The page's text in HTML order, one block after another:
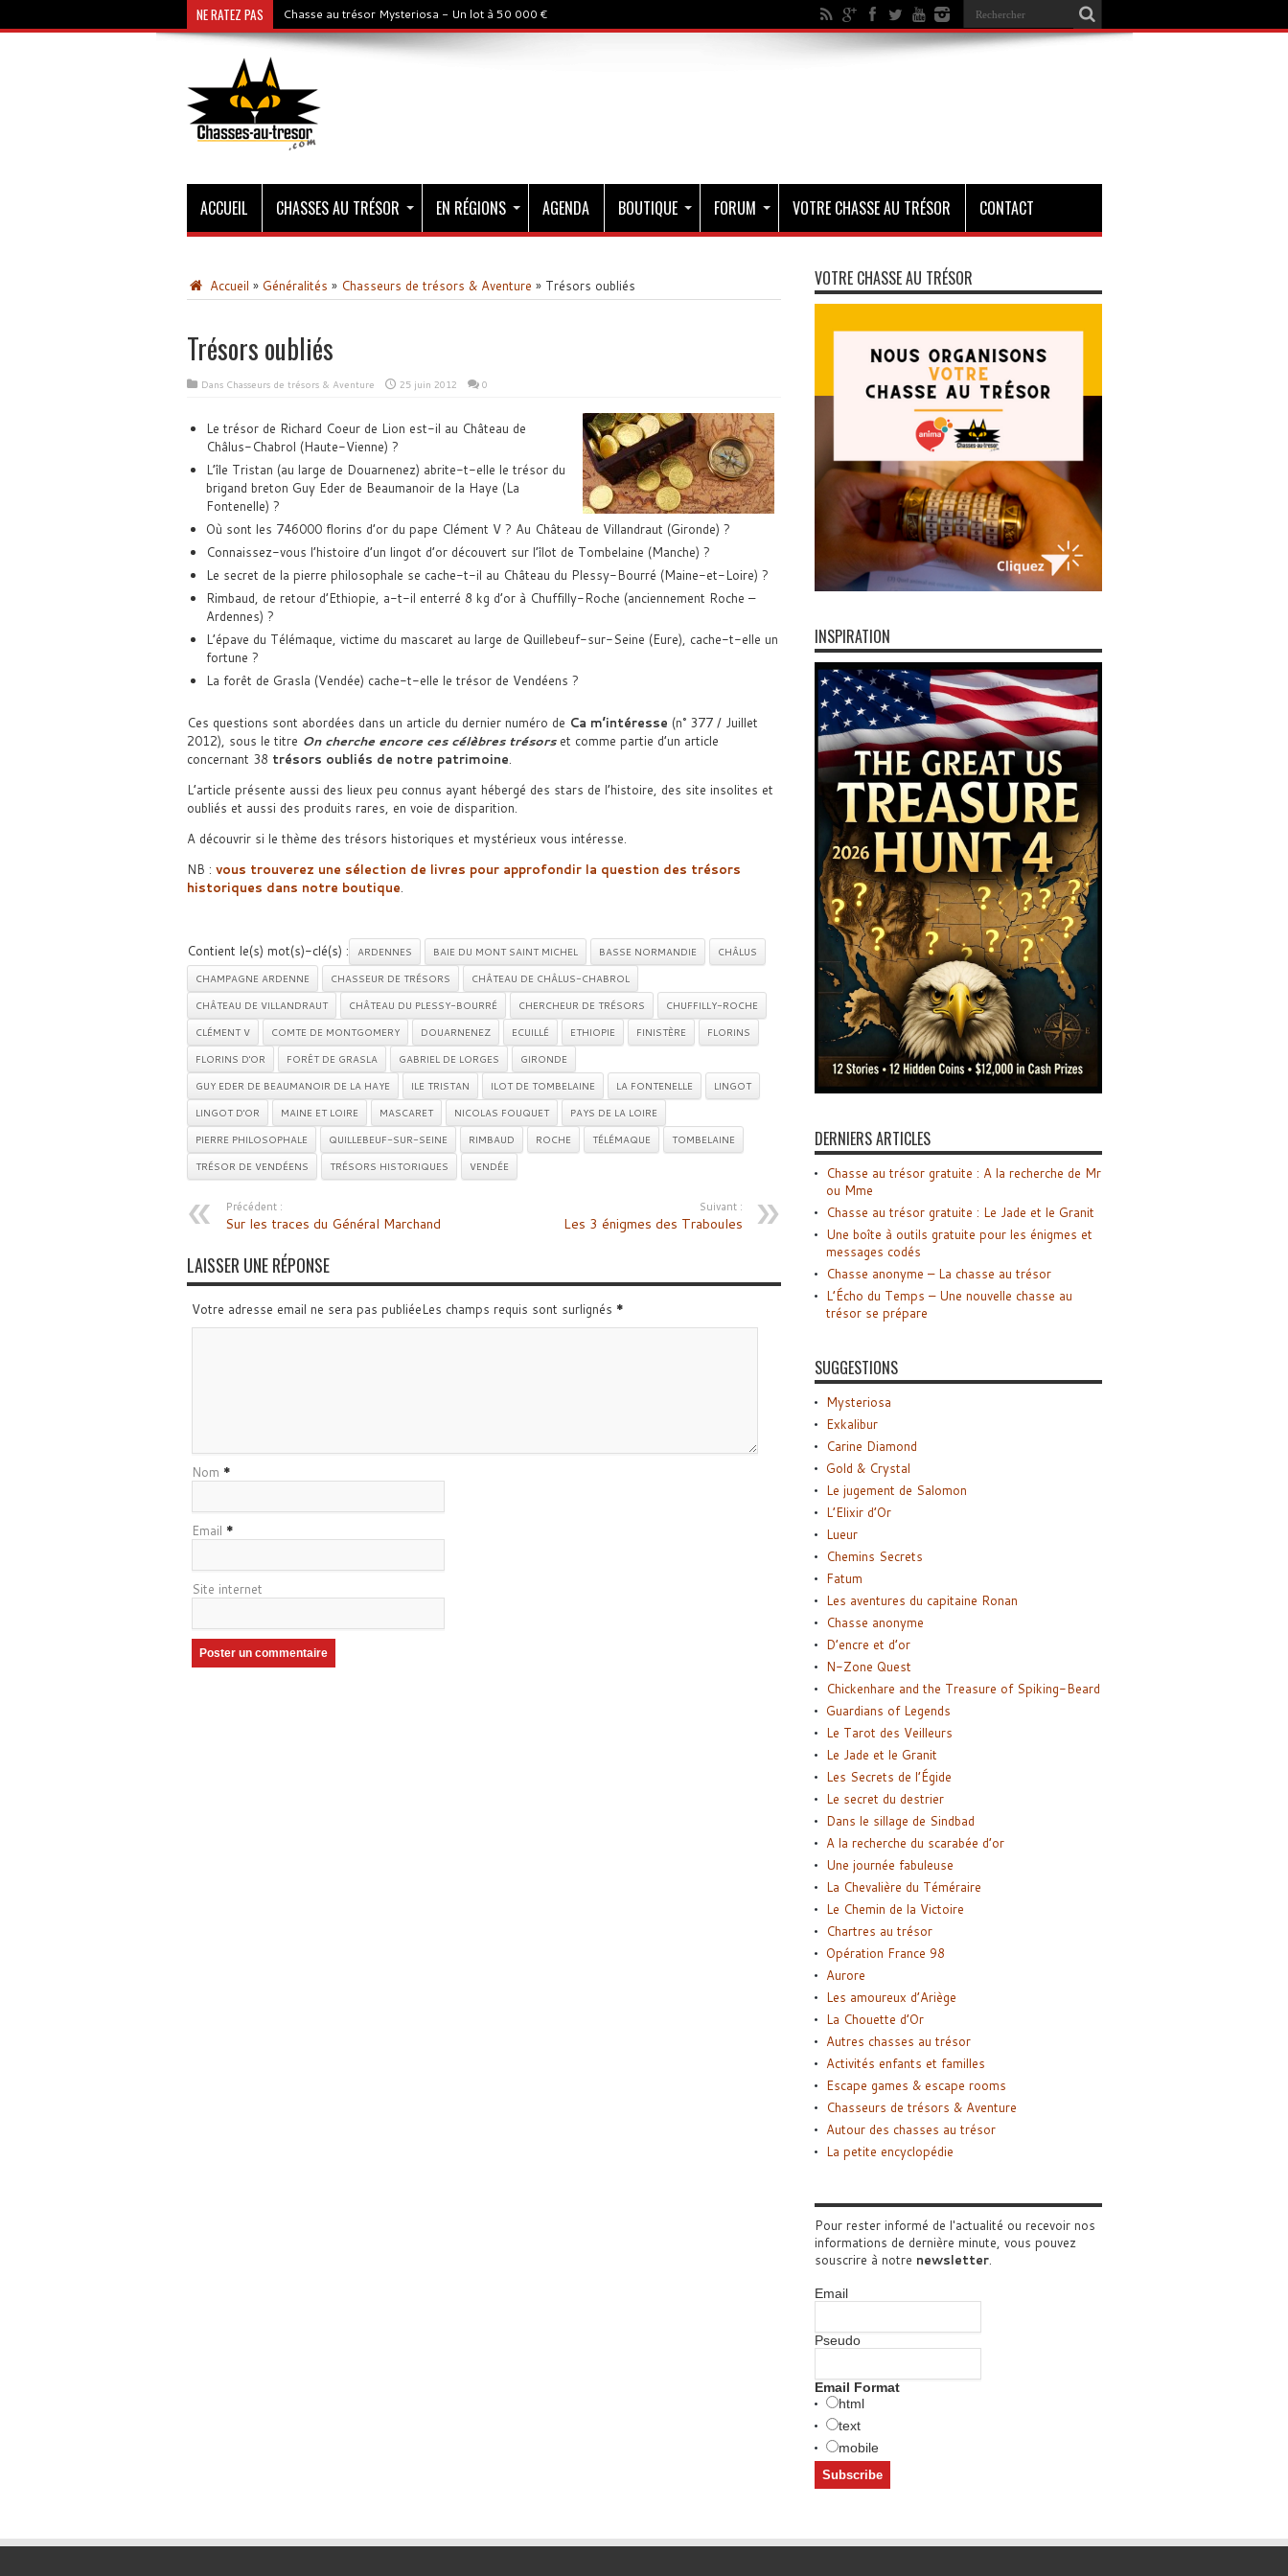
NE RATEZ PAS Chasse au trésor Mysteriosa - Un lot à 50 000 €
ACCUEIL CHASSES AU TRÉSOR EN RÉGIONS AGENDA BOUTIQUE FORUM VOTRE CHASSE AU TRÉSOR CONTACT
Accueil » Généralités » Chasseurs de trésors & Aventure » Trésors oubliés
Trésors oubliés
Dans Chasseurs de trésors & Aventure 25 juin 2012 0
Le trésor de Richard Coeur de Lion est-il au Château de
Châlus-Chabrol (Haute-Vienne) ?
L’île Tristan (au large de Douarnenez) abrite-t-elle le trésor du
brigand breton Guy Eder de Beaumanoir de la Haye (La
Fontenelle) ?
Où sont les 746000 florins d’or du pape Clément V ? Au Château de Villandraut (Gironde) ?
Connaissez-vous l’histoire d’un lingot d’or découvert sur l’îlot de Tombelaine (Manche) ?
Le secret de la pierre philosophale se cache-t-il au Château du Plessy-Bourré (Maine-et-Loire) ?
Rimbaud, de retour d’Ethiopie, a-t-il enterré 8 kg d’or à Chuffilly-Roche (anciennement Roche –
Ardennes) ?
L’épave du Télémaque, victime du mascaret au large de Quillebeuf-sur-Seine (Eure), cache-t-elle un
fortune ?
La forêt de Grasla (Vendée) cache-t-elle le trésor de Vendéens ?
Ces questions sont abordées dans un article du dernier numéro de Ca m’intéresse (n° 377 / Juillet
2012), sous le titre On cherche encore ces célèbres trésorset comme partie d’un article
concernant 38 trésors oubliés de notre patrimoine.
L’article présente aussi des lieux peu connus ayant hébergé des stars de l’histoire, des site insolites et
oubliés et aussi des produits rares, en voie de disparition.
A découvrir si le thème des trésors historiques et mystérieux vous intéresse.
NB : vous trouverez une sélection de livres pour approfondir la question des trésors
historiques dans notre boutique.
Contient le(s) mot(s)-clé(s) : ARDENNES BAIE DU MONT SAINT MICHEL BASSE NORMANDIE
CHÂLUS
CHAMPAGNE ARDENNE
CHASSEUR DE TRÉSORS
CHÂTEAU DE CHÂLUS-CHABROL
CHÂTEAU DE VILLANDRAUT
CHÂTEAU DU PLESSY-BOURRÉ CHERCHEUR DE TRÉSORS
CHUFFILLY-ROCHE
CLÉMENT V
COMTE DE MONTGOMERY DOUARNENEZ ECUILLÉ ETHIOPIE FINISTÈRE
FLORINS
FLORINS D'OR
FORÊT DE GRASLA GABRIEL DE LORGES
GIRONDE
GUY EDER DE BEAUMANOIR DE LA HAYE
ILE TRISTAN ILOT DE TOMBELAINE LA FONTENELLE
LINGOT
LINGOT D'OR
MAINE ET LOIRE MASCARET NICOLAS FOUQUET
PAYS DE LA LOIRE
PIERRE PHILOSOPHALE
QUILLEBEUF-SUR-SEINE RIMBAUD ROCHE TÉLÉMAQUE
TOMBELAINE
TRÉSOR DE VENDÉENS
TRÉSORS HISTORIQUES VENDÉE
Précédent :
Sur les traces du Général Marchand
Suivant :
Les 3 énigmes des Traboules
LAISSER UNE RÉPONSE
Votre adresse email ne sera pas publiéeLes champs requis sont surlignés *
Nom *
Email *
Site internet
VOTRE CHASSE AU TRÉSOR
INSPIRATION
DERNIERS ARTICLES
Chasse au trésor gratuite : A la recherche de Mr
ou Mme
Chasse au trésor gratuite : Le Jade et le Granit
Une boîte à outils gratuite pour les énigmes et
messages codés
Chasse anonyme – La chasse au trésor
L’Écho du Temps – Une nouvelle chasse au
trésor se prépare
SUGGESTIONS
Mysteriosa
Exkalibur
Carine Diamond
Gold & Crystal
Le jugement de Salomon
L’Elixir d’Or
Lueur
Chemins Secrets
Fatum
Les aventures du capitaine Ronan
Chasse anonyme
D’encre et d’or
N-Zone Quest
Chickenhare and the Treasure of Spiking-Beard
Guardians of Legends
Le Tarot des Veilleurs
Le Jade et le Granit
Les Secrets de l’Égide
Le secret du destrier
Dans le sillage de Sindbad
A la recherche du scarabée d’or
Une journée fabuleuse
La Chevalière du Téméraire
Le Chemin de la Victoire
Chartres au trésor
Opération France 98
Aurore
Les amoureux d’Ariège
La Chouette d’Or
Autres chasses au trésor
Activités enfants et familles
Escape games & escape rooms
Chasseurs de trésors & Aventure
Autour des chasses au trésor
La petite encyclopédie
Pour rester informé de l'actualité ou recevoir nos
informations de dernière minute, vous pouvez
souscrire à notre newsletter.
Email
Pseudo
Email Format
html
text
mobile